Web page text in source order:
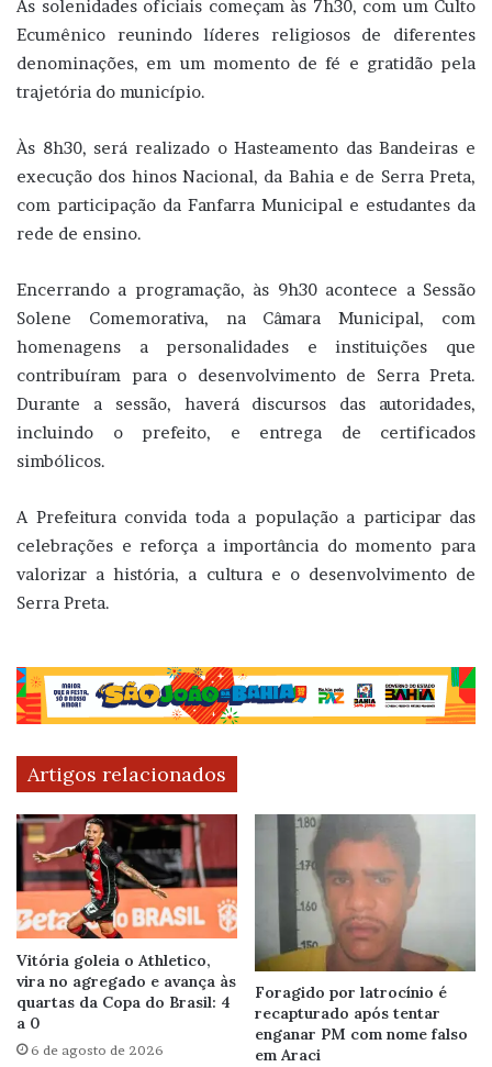
As solenidades oficiais começam às 7h30, com um Culto
Ecumênico reunindo líderes religiosos de diferentes
denominações, em um momento de fé e gratidão pela
trajetória do município.
Às 8h30, será realizado o Hasteamento das Bandeiras e
execução dos hinos Nacional, da Bahia e de Serra Preta,
com participação da Fanfarra Municipal e estudantes da
rede de ensino.
Encerrando a programação, às 9h30 acontece a Sessão
Solene Comemorativa, na Câmara Municipal, com
homenagens a personalidades e instituições que
contribuíram para o desenvolvimento de Serra Preta.
Durante a sessão, haverá discursos das autoridades,
incluindo o prefeito, e entrega de certificados
simbólicos.
A Prefeitura convida toda a população a participar das
celebrações e reforça a importância do momento para
valorizar a história, a cultura e o desenvolvimento de
Serra Preta.
Artigos relacionados
Vitória goleia o Athletico,
vira no agregado e avança às
quartas da Copa do Brasil: 4
a 0
6 de agosto de 2026
Foragido por latrocínio é
recapturado após tentar
enganar PM com nome falso
em Araci